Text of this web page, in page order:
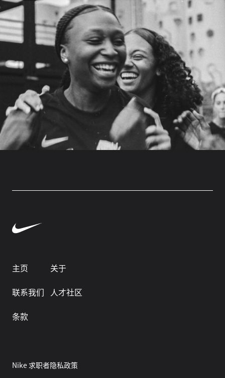
主页
关于
联系我们
人才社区
条款
Nike 求职者隐私政策